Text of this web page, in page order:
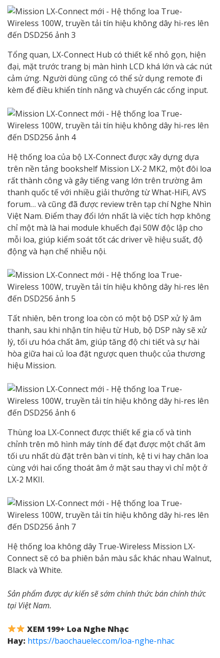
Tổng quan, LX-Connect Hub có thiết kế nhỏ gọn, hiện
đại, mặt trước trang bị màn hình LCD khá lớn và các nút
cảm ứng. Người dùng cũng có thể sử dụng remote đi
kèm để điều khiển tính năng và chuyển các cổng input.
Hệ thống loa của bộ LX-Connect được xây dựng dựa
trên nền tảng bookshelf Mission LX-2 MK2, một đôi loa
rất thành công và gây tiếng vang lớn trên trường âm
thanh quốc tế với nhiều giải thưởng từ What-HiFi, AVS
forum… và cũng đã được review trên tạp chí Nghe Nhìn
Việt Nam. Điểm thay đổi lớn nhất là việc tích hợp không
chỉ một mà là hai module khuếch đại 50W độc lập cho
mỗi loa, giúp kiểm soát tốt các driver về hiệu suất, độ
động và hạn chế nhiễu nội.
Tất nhiên, bên trong loa còn có một bộ DSP xử lý âm
thanh, sau khi nhận tín hiệu từ Hub, bộ DSP này sẽ xử
lý, tối ưu hóa chất âm, giúp tăng độ chi tiết và sự hài
hòa giữa hai củ loa đặt ngược quen thuộc của thương
hiệu Mission.
Thùng loa LX-Connect được thiết kế gia cố và tinh
chỉnh trên mô hình máy tính để đạt được một chất âm
tối ưu nhất dù đặt trên bàn vi tính, kệ ti vi hay chân loa
cùng với hai cổng thoát âm ở mặt sau thay vì chỉ một ở
LX-2 MKII.
Hệ thống loa không dây True-Wireless Mission LX-
Connect sẽ có ba phiên bản màu sắc khác nhau Walnut,
Black và White.
Sản phẩm được dự kiến sẽ sớm chính thức bán chính thức
tại Việt Nam.
XEM 199+ Loa Nghe Nhạc
Hay: https://baochauelec.com/loa-nghe-nhac